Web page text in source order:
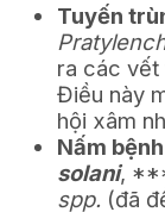
Tuyến
ra các vết
Điều này
hội xâm
Nấm
solani,
spp. (đã